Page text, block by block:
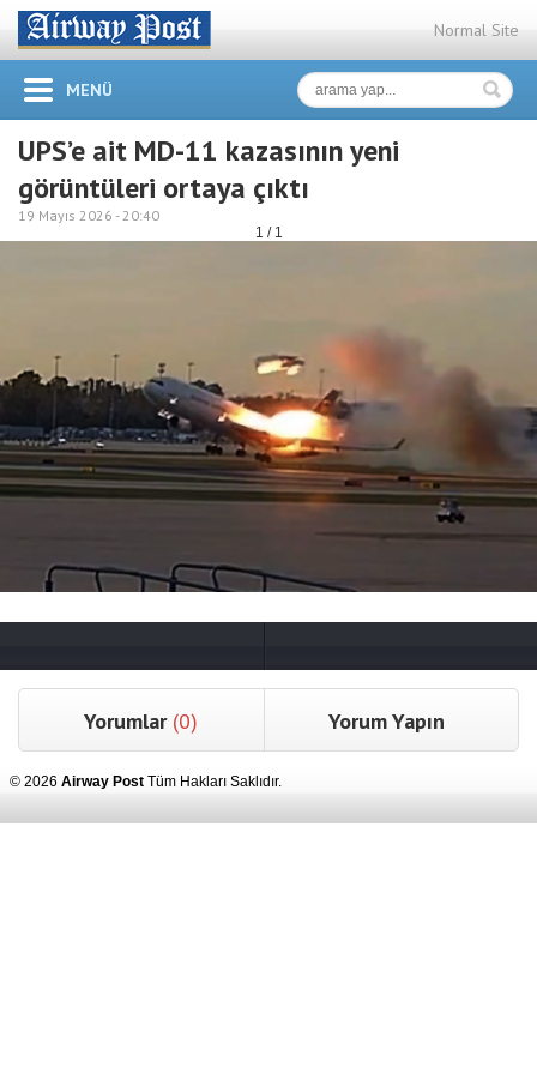
Normal Site
MENÜ
UPS’e ait MD-11 kazasının yeni
görüntüleri ortaya çıktı
19 Mayıs 2026 -20:40
1 / 1
Yorumlar (0) Yorum Yapın
© 2026 Airway Post Tüm Hakları Saklıdır.